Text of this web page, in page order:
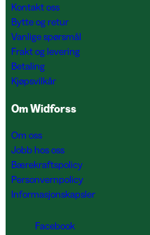
Kontakt oss
Bytte og retur
Vanlige spørsmål
Frakt og levering
Betaling
Kjøpsvilkår
Om Widforss
Om oss
Jobb hos oss
Bærekraftspolicy
Personvernpolicy
Informasjonskapsler
Facebook